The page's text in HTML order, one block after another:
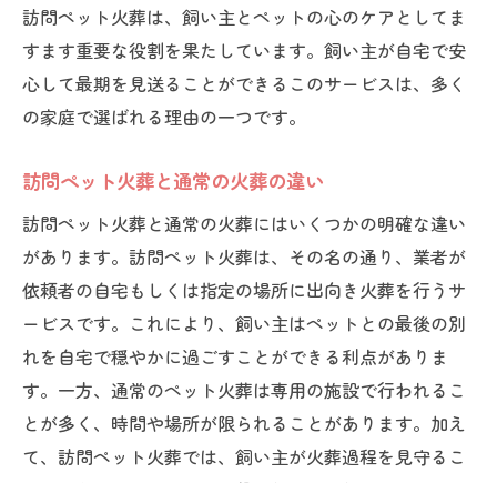
訪問ペット火葬当日の注意事項
訪問ペット火葬業者との打ち合わせのポイント
訪問ペット火葬業者選びの基準
訪問ペット火葬業者との初回相談内容
訪問ペット火葬業者への質問事項
ト
訪問ペット火葬業者とのコミュニケーショ
ンの重要性
訪問ペット火葬業者のサービス評価基準
訪問ペット火葬後の供養の選択肢
訪問ペット火葬後の遺骨の扱い方
訪問ペット火葬後の供養方法
訪問ペット火葬は、飼い主とペットの心のケアとしてま
すます重要な役割を果たしています。飼い主が自宅で安
心して最期を見送ることができるこのサービスは、多く
の家庭で選ばれる理由の一つです。
訪問ペット火葬と通常の火葬の違い
訪問ペット火葬と通常の火葬にはいくつかの明確な違い
があります。訪問ペット火葬は、その名の通り、業者が
依頼者の自宅もしくは指定の場所に出向き火葬を行うサ
ービスです。これにより、飼い主はペットとの最後の別
れを自宅で穏やかに過ごすことができる利点がありま
す。一方、通常のペット火葬は専用の施設で行われるこ
とが多く、時間や場所が限られることがあります。加え
て、訪問ペット火葬では、飼い主が火葬過程を見守るこ